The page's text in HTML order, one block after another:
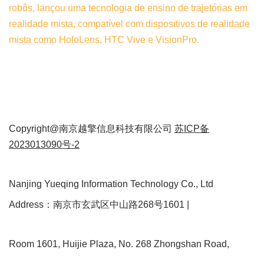
robôs, lançou uma tecnologia de ensino de trajetórias em
realidade mista, compatível com dispositivos de realidade
mista como HoloLens, HTC Vive e VisionPro.
Copyright@南京越擎信息科技有限公司 苏ICP备
2023013090号-2
Nanjing Yueqing Information Technology Co., Ltd
Address：南京市玄武区中山路268号1601 |
Room 1601, Huijie Plaza, No. 268 Zhongshan Road,